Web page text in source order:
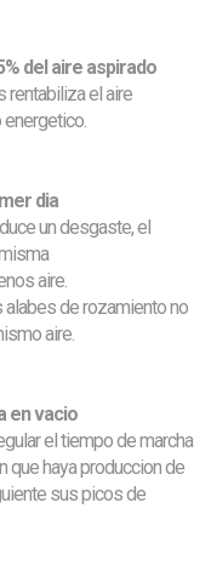
del aire aspirado
rentabiliza el aire
dia
un desgaste, el
aire.
de rozamiento no
aire.
en vacio
el tiempo de marcha
que haya produccion de
sus picos de